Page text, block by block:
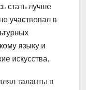
стать лучше
участвовал в
языку и
искусства.
таланты в